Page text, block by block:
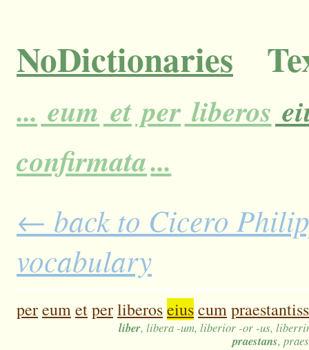
NoDictionaries
... eum et per liberos
confirmata...
← back to Cicero
vocabulary
pereumetperliberoseiuscum
liber, libera -um, liberior -or -us,
praestans,